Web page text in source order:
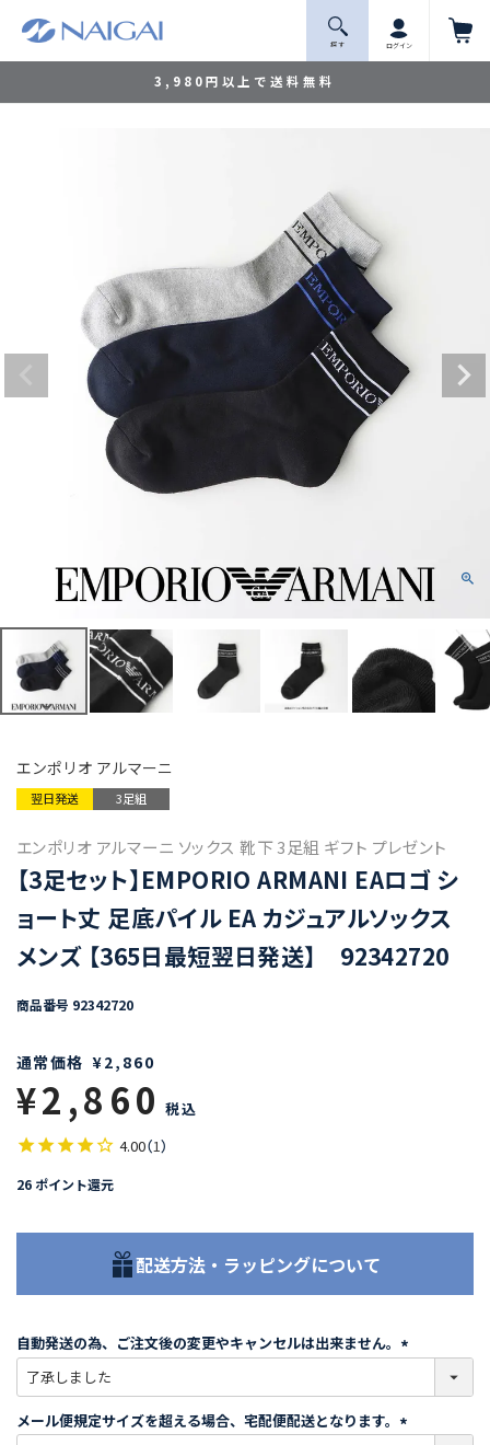
3,980円以上で送料無料
探 す ログイン
エンポリオ アルマーニ
翌日発送 3足組
エンポリオ アルマーニ ソックス 靴下 3足組 ギフト プレゼント
【3足セット】EMPORIO ARMANI EAロゴ シ
ョート丈 足底パイル EA カジュアルソックス
メンズ 【365日最短翌日発送】 92342720
商品番号 92342720
通常価格 ¥2,860
¥2,860 税込
4.00（1）
26 ポイント還元
配送方法・ラッピングについて
自動発送の為、ご注文後の変更やキャンセルは出来ません。
必
)
メール便規定サイズを超える場合、宅配便配送となります。